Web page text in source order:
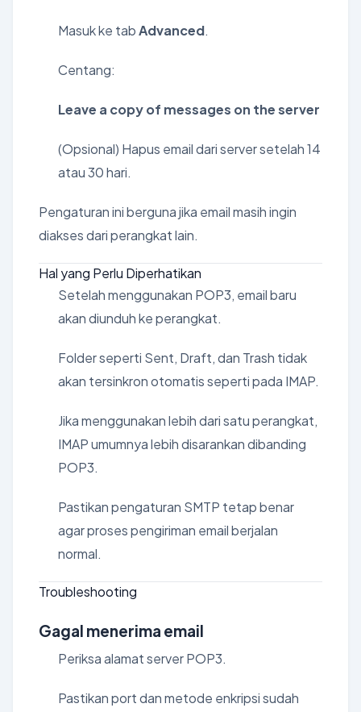
Masuk ke tabAdvanced.
Centang:
Leave a copy of messages on the server
(Opsional) Hapus email dari server setelah 14
atau 30 hari.
Pengaturan ini berguna jika email masih ingin
diakses dari perangkat lain.
Hal yang Perlu Diperhatikan
Setelah menggunakan POP3, email baru
akan diunduh ke perangkat.
Folder seperti Sent, Draft, dan Trash tidak
akan tersinkron otomatis seperti pada IMAP.
Jika menggunakan lebih dari satu perangkat,
IMAP umumnya lebih disarankan dibanding
POP3.
Pastikan pengaturan SMTP tetap benar
agar proses pengiriman email berjalan
normal.
Troubleshooting
Gagal menerima email
Periksa alamat server POP3.
Pastikan port dan metode enkripsi sudah